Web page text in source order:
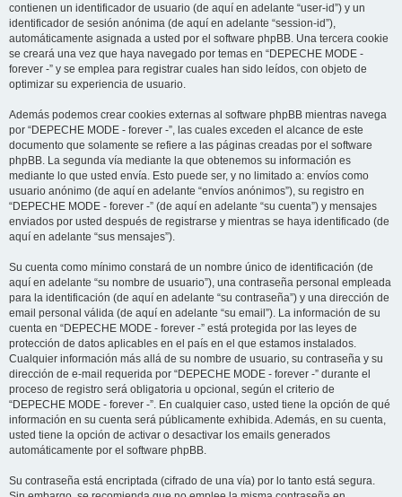
contienen un identificador de usuario (de aquí en adelante “user-id”) y un
identificador de sesión anónima (de aquí en adelante “session-id”),
automáticamente asignada a usted por el software phpBB. Una tercera cookie
se creará una vez que haya navegado por temas en “DEPECHE MODE -
forever -” y se emplea para registrar cuales han sido leídos, con objeto de
optimizar su experiencia de usuario.
Además podemos crear cookies externas al software phpBB mientras navega
por “DEPECHE MODE - forever -”, las cuales exceden el alcance de este
documento que solamente se refiere a las páginas creadas por el software
phpBB. La segunda vía mediante la que obtenemos su información es
mediante lo que usted envía. Esto puede ser, y no limitado a: envíos como
usuario anónimo (de aquí en adelante “envíos anónimos”), su registro en
“DEPECHE MODE - forever -” (de aquí en adelante “su cuenta”) y mensajes
enviados por usted después de registrarse y mientras se haya identificado (de
aquí en adelante “sus mensajes”).
Su cuenta como mínimo constará de un nombre único de identificación (de
aquí en adelante “su nombre de usuario”), una contraseña personal empleada
para la identificación (de aquí en adelante “su contraseña”) y una dirección de
email personal válida (de aquí en adelante “su email”). La información de su
cuenta en “DEPECHE MODE - forever -” está protegida por las leyes de
protección de datos aplicables en el país en el que estamos instalados.
Cualquier información más allá de su nombre de usuario, su contraseña y su
dirección de e-mail requerida por “DEPECHE MODE - forever -” durante el
proceso de registro será obligatoria u opcional, según el criterio de
“DEPECHE MODE - forever -”. En cualquier caso, usted tiene la opción de qué
información en su cuenta será públicamente exhibida. Además, en su cuenta,
usted tiene la opción de activar o desactivar los emails generados
automáticamente por el software phpBB.
Su contraseña está encriptada (cifrado de una vía) por lo tanto está segura.